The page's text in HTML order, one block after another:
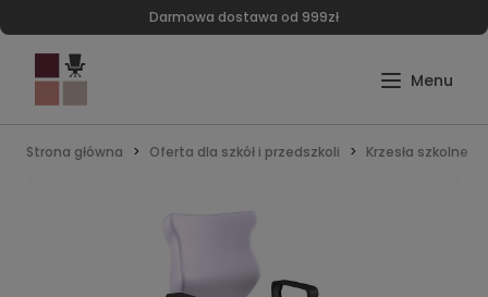
Darmowa dostawa od 999zł
Strona główna Oferta dla szkół i przedszkoli Krzesła szkolne